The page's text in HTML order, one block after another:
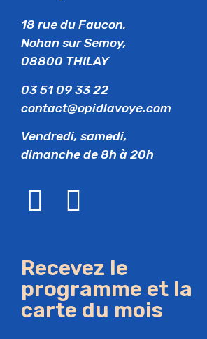
18 rue du Faucon,
Nohan sur Semoy,
08800 THILAY
03 51 09 33 22
contact@opidlavoye.com
Vendredi, samedi,
dimanche de 8h à 20h
Recevez le
programme et la
carte du mois